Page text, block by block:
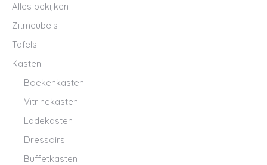
Alles bekijken
Zitmeubels
Tafels
Kasten
Boekenkasten
Vitrinekasten
Ladekasten
Dressoirs
Buffetkasten